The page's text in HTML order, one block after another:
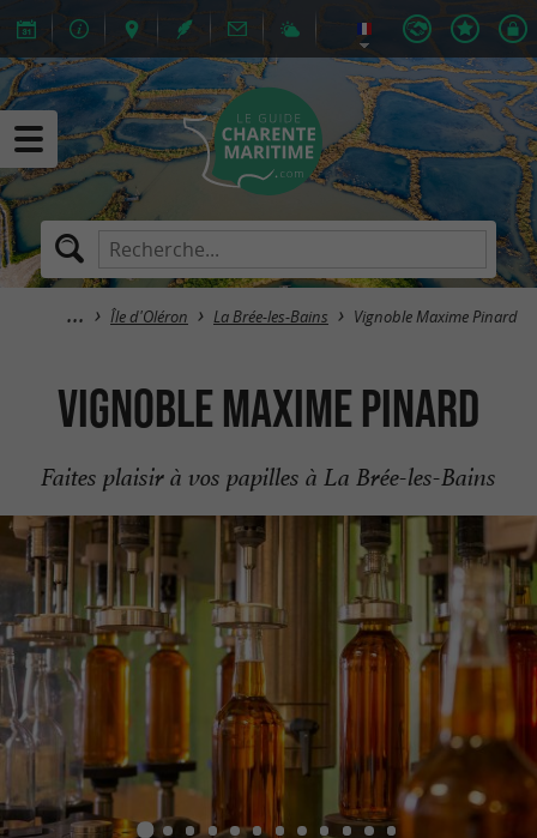
Île d'Oléron La Brée-les-Bains Vignoble Maxime Pinard
Vignoble Maxime Pinard
Faites plaisir à vos papilles à La Brée-les-Bains